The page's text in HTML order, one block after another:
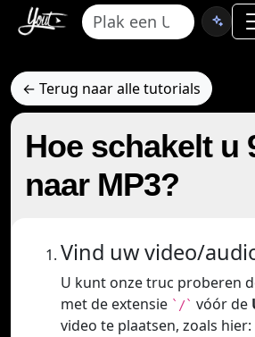
← Terug naar alle tutorials
Hoe schakelt u
naar MP3?
Vind uw video/
U kunt onze truc proberen
met de extensie `/` vóór de
video te plaatsen, zoals hier: